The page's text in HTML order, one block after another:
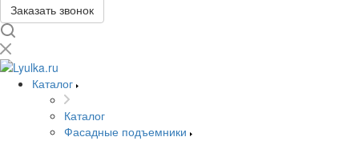
Заказать звонок
Каталог
Каталог
Фасадные подъемники